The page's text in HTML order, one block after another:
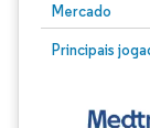
Mercado
Principais
Imagem ©